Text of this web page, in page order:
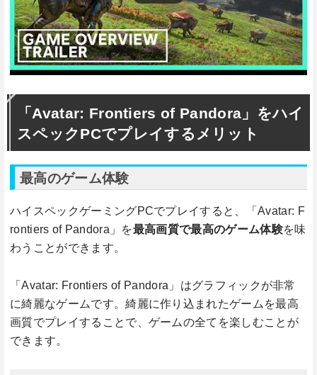
「Avatar: Frontiers of Pandora」をハイ
スペックPCでプレイするメリット
最高のゲーム体験
ハイスペックゲーミングPCでプレイすると、「Avatar: F
rontiers of Pandora」を最高画質で最高のゲーム体験を味
わうことができます。
「Avatar: Frontiers of Pandora」はグラフィックが非常
に綺麗なゲームです。綺麗に作り込まれたゲームを最高
画質でプレイすることで、ゲームの全てを楽しむことが
できます。